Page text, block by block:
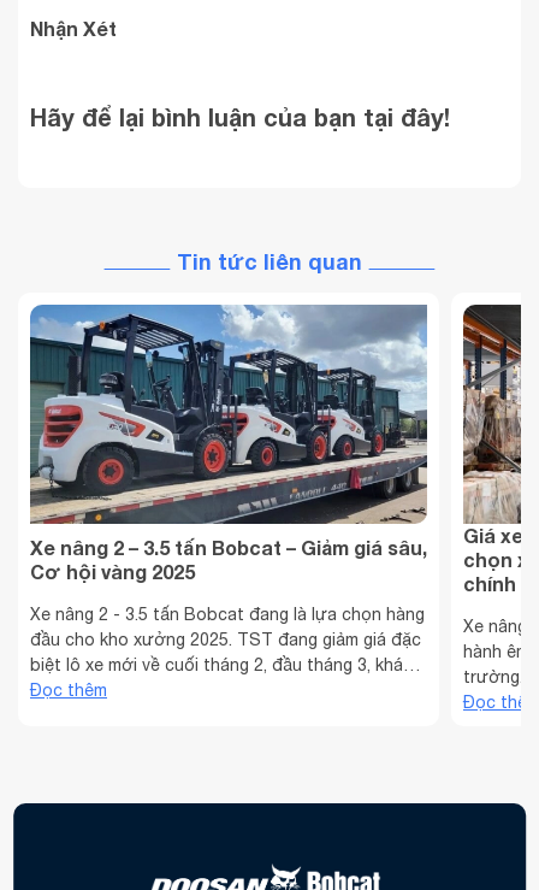
Nhận Xét
Hãy để lại bình luận của bạn tại đây!
Tin tức liên quan
Xe nâng 2 – 3.5 tấn Bobcat – Giảm giá sâu,
Cơ hội vàng 2025
Xe nâng 2 - 3.5 tấn Bobcat đang là lựa chọn hàng
đầu cho kho xưởng 2025. TST đang giảm giá đặc
biệt lô xe mới về cuối tháng 2, đầu tháng 3, khách
hàng có thể lái thử ngay. Đừng bỏ lỡ cơ hội sở
Đọc thêm
Giá xe
chọn
chính
Xe nâng
hành êm
trường.
2025 và
Đọc thêm